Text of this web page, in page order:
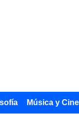
Música y Cine